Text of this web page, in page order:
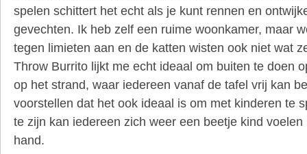
spelen schittert het echt als je kunt rennen en
gevechten. Ik heb zelf een ruime woonkamer, maar
tegen limieten aan en de katten wisten ook niet wat
Throw Burrito lijkt me echt ideaal om buiten te doen
op het strand, waar iedereen vanaf de tafel vrij kan
voorstellen dat het ook ideaal is om met kinderen te
te zijn kan iedereen zich weer een beetje kind
hand.